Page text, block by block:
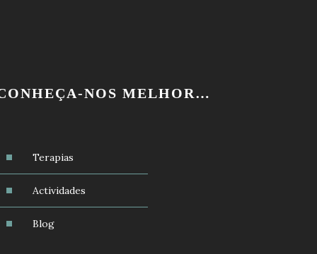
NOS MELHOR…
Terapias
Actividades
Blog